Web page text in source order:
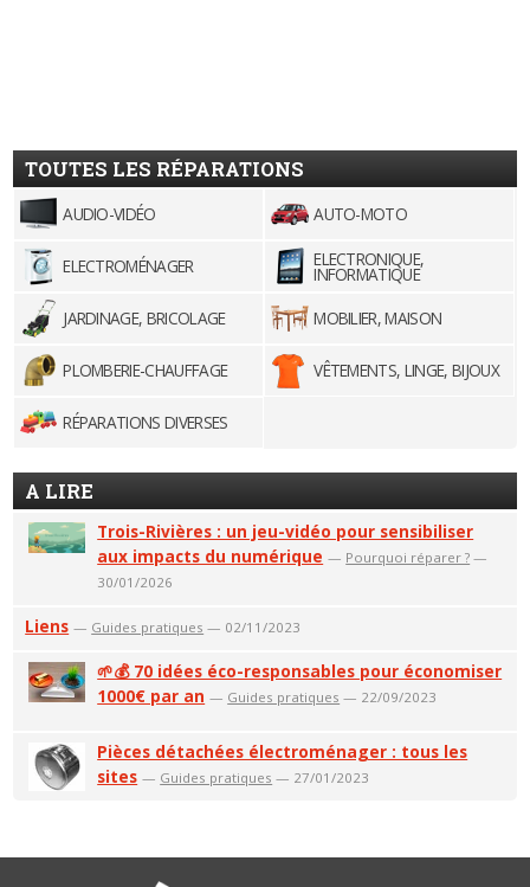
TOUTES LES RÉPARATIONS
AUDIO-VIDÉO AUTO-MOTO
ELECTROMÉNAGER ELECTRONIQUE,
INFORMATIQUE
JARDINAGE, BRICOLAGE
MOBILIER, MAISON
PLOMBERIE-CHAUFFAGE VÊTEMENTS, LINGE, BIJOUX
RÉPARATIONS DIVERSES
A LIRE
Trois-Rivières : un jeu-vidéo pour sensibiliser
aux impacts du numérique — Pourquoi réparer ? —
30/01/2026
Liens — Guides pratiques — 02/11/2023
🌱💰 70 idées éco-responsables pour économiser
1000€ par an — Guides pratiques — 22/09/2023
Pièces détachées électroménager : tous les
sites — Guides pratiques — 27/01/2023